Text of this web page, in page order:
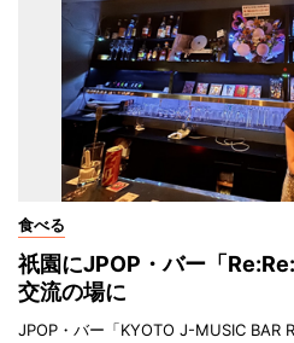
食べる
祇園にJPOP・バー「
交流の場に
JPOP・バー「KYOTO J-MUSIC BAR